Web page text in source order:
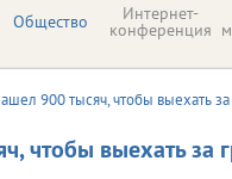
Общество Интернет-
конференция
900 тысяч, чтобы выехать
чтобы выехать за